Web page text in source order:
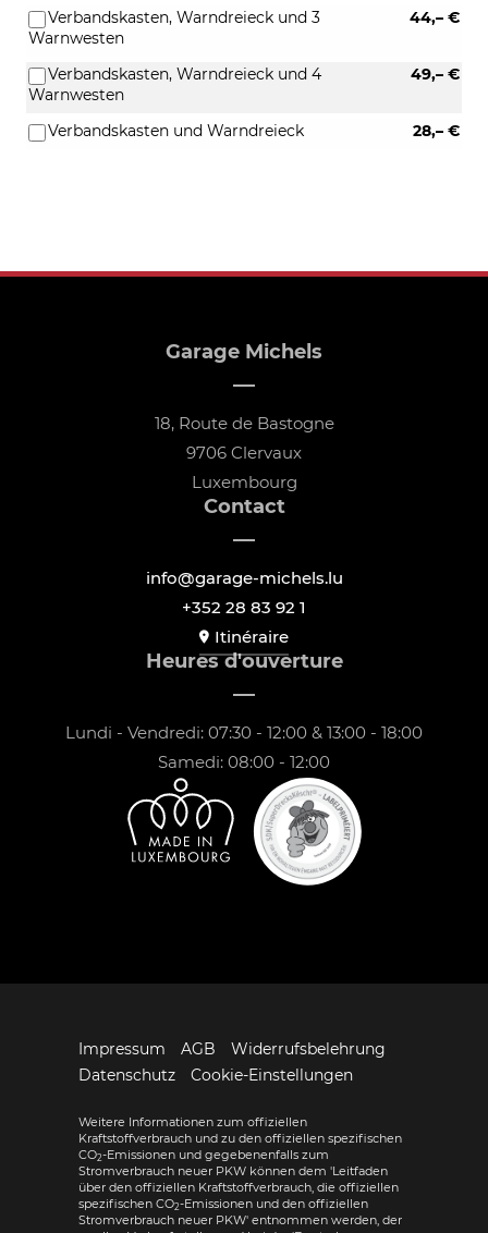
44,– €
Verbandskasten, Warndreieck und 3
Warnwesten
49,– €
Verbandskasten, Warndreieck und 4
Warnwesten
28,– €
Verbandskasten und Warndreieck
Garage Michels
18, Route de Bastogne
9706 Clervaux
Luxembourg
Contact
info@garage-michels.lu
+352 28 83 92 1
Itinéraire
Heures d'ouverture
Lundi - Vendredi: 07:30 - 12:00 & 13:00 - 18:00
Samedi: 08:00 - 12:00
Impressum AGB
Widerrufsbelehrung
Datenschutz
Cookie-Einstellungen
Weitere Informationen zum offiziellen
Kraftstoffverbrauch und zu den offiziellen spezifischen
CO2-Emissionen und gegebenenfalls zum
Stromverbrauch neuer PKW können dem 'Leitfaden
über den offiziellen Kraftstoffverbrauch, die offiziellen
spezifischen CO2-Emissionen und den offiziellen
Stromverbrauch neuer PKW' entnommen werden, der